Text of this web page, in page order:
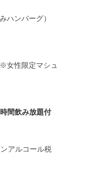
ハンバーグ）
限定マシュ
時間飲み放題付
アルコール税